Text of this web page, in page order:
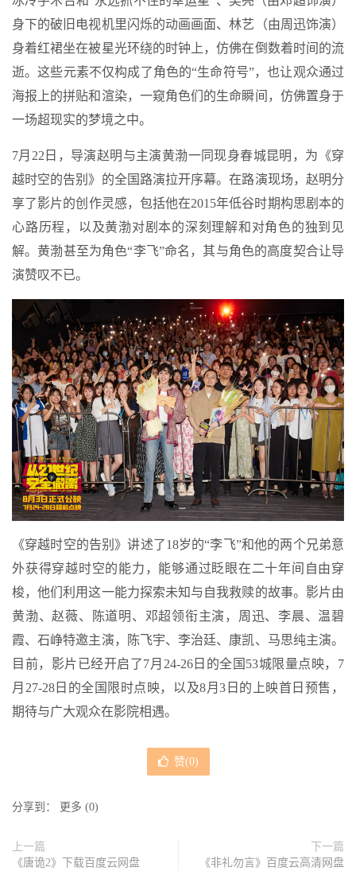
身下的破旧电视机里闪烁的动画画面、林艺（由周迅饰演）
身着红裙坐在被星光环绕的时钟上，仿佛在倒数着时间的流
逝。这些元素不仅构成了角色的“生命符号”，也让观众通过
海报上的拼贴和渲染，一窥角色们的生命瞬间，仿佛置身于
一场超现实的梦境之中。
7月22日，导演赵明与主演黄渤一同现身春城昆明，为《穿
越时空的告别》的全国路演拉开序幕。在路演现场，赵明分
享了影片的创作灵感，包括他在2015年低谷时期构思剧本的
心路历程，以及黄渤对剧本的深刻理解和对角色的独到见
解。黄渤甚至为角色“李飞”命名，其与角色的高度契合让导
演赞叹不已。
《穿越时空的告别》讲述了18岁的“李飞”和他的两个兄弟意
外获得穿越时空的能力，能够通过眨眼在二十年间自由穿
梭，他们利用这一能力探索未知与自我救赎的故事。影片由
黄渤、赵薇、陈道明、邓超领衔主演，周迅、李晨、温碧
霞、石峥特邀主演，陈飞宇、李治廷、康凯、马思纯主演。
目前，影片已经开启了7月24-26日的全国53城限量点映，7
月27-28日的全国限时点映，以及8月3日的上映首日预售，
期待与广大观众在影院相遇。
赞(0)
分享到： 更多 (0)
上一篇
《唐诡2》下载百度云网盘
下一篇
《非礼勿言》百度云高清网盘